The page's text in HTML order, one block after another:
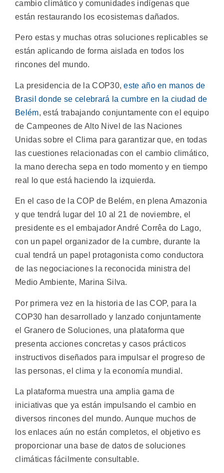
cambio climático y comunidades indígenas que
están restaurando los ecosistemas dañados.
Pero estas y muchas otras soluciones replicables se
están aplicando de forma aislada en todos los
rincones del mundo.
La presidencia de la COP30,este año en manos de
Brasil donde se celebrará la cumbre en la ciudad de
Belém, está trabajando conjuntamente con el equipo
de Campeones de Alto Nivel de las Naciones
Unidas sobre el Clima para garantizar que, en todas
las cuestiones relacionadas con el cambio climático,
la mano derecha sepa en todo momento y en tiempo
real lo que está haciendo la izquierda.
En el caso de la COP de Belém, en plena Amazonia
y que tendrá lugar del 10 al 21 de noviembre, el
presidente es el embajador André Corrêa do Lago,
con un papel organizador de la cumbre, durante la
cual tendrá un papel protagonista como conductora
de las negociaciones la reconocida ministra del
Medio Ambiente, Marina Silva.
Por primera vez en la historia de las COP, para la
COP30 han desarrollado y lanzado conjuntamente
el Granero de Soluciones, una plataforma que
presenta acciones concretas y casos prácticos
instructivos diseñados para impulsar el progreso de
las personas, el clima y la economía mundial.
La plataforma muestra una amplia gama de
iniciativas que ya están impulsando el cambio en
diversos rincones del mundo. Aunque muchos de
los enlaces aún no están completos, el objetivo es
proporcionar una base de datos de soluciones
climáticas fácilmente consultable.